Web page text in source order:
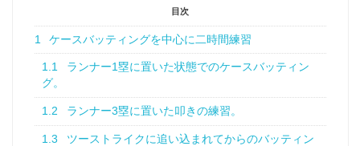
目次
1 ケースバッティングを中心に二時間練習
1.1
ランナー1塁に置いた状態でのケースバッティン
グ。
1.2 ランナー3塁に置いた叩きの練習。
1.3
ツーストライクに追い込まれてからのバッティン